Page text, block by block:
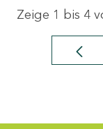
Zeige 1 bis 4